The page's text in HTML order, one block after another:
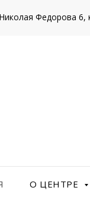
Федорова 6,
О ЦЕНТРЕ